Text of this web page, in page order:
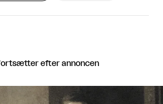
efter annoncen